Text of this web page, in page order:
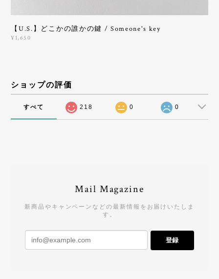
【U.S.】どこかの誰かの鍵 / Someone's key
¥1,650
ショップの評価
すべて 218 0 0
Mail Magazine
新商品やキャンペーンなどの最新情報をお届けいたしま
す。
登録